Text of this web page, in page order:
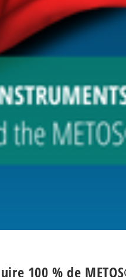
100 % de